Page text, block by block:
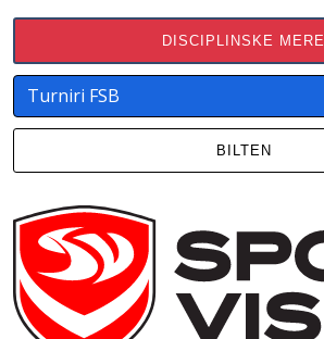
DISCIPLINSKE MERE
BILTEN